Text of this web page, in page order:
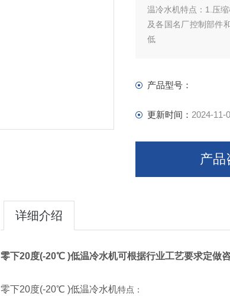
温冷水机特点：1.压
及各国名厂控制部件
低
产品型号：
更新时间： 2024-11-
产品
详细介绍
零下20度(-20℃ )低温冷水机可根据行业工艺要求定做
零下20度(-20℃ )低温冷水机特点：